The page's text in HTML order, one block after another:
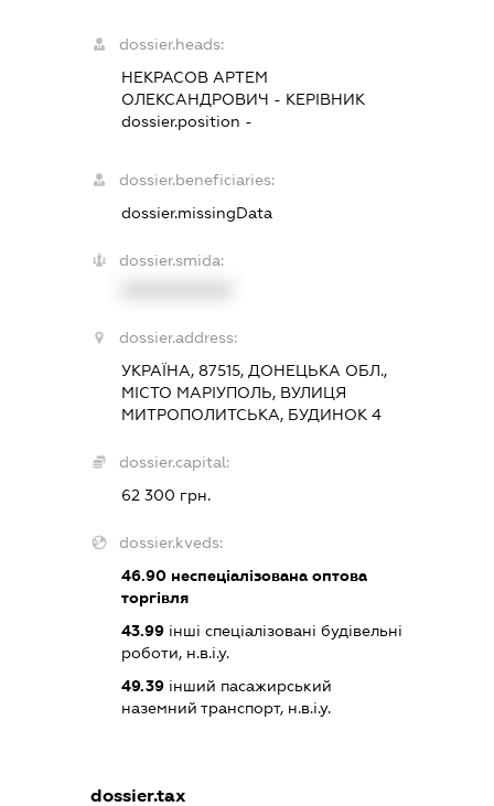
dossier.heads:
НЕКРАСОВ АРТЕМ
ОЛЕКСАНДРОВИЧ - КЕРІВНИК
dossier.position -
dossier.beneficiaries:
dossier.missingData
dossier.smida:
dossier.address:
УКРАЇНА, 87515, ДОНЕЦЬКА ОБЛ.,
МІСТО МАРІУПОЛЬ, ВУЛИЦЯ
МИТРОПОЛИТСЬКА, БУДИНОК 4
dossier.capital:
62 300 грн.
dossier.kveds:
46.90 неспеціалізована оптова
торгівля
43.99 інші спеціалізовані будівельні
роботи, н.в.і.у.
49.39 інший пасажирський
наземний транспорт, н.в.і.у.
dossier.tax